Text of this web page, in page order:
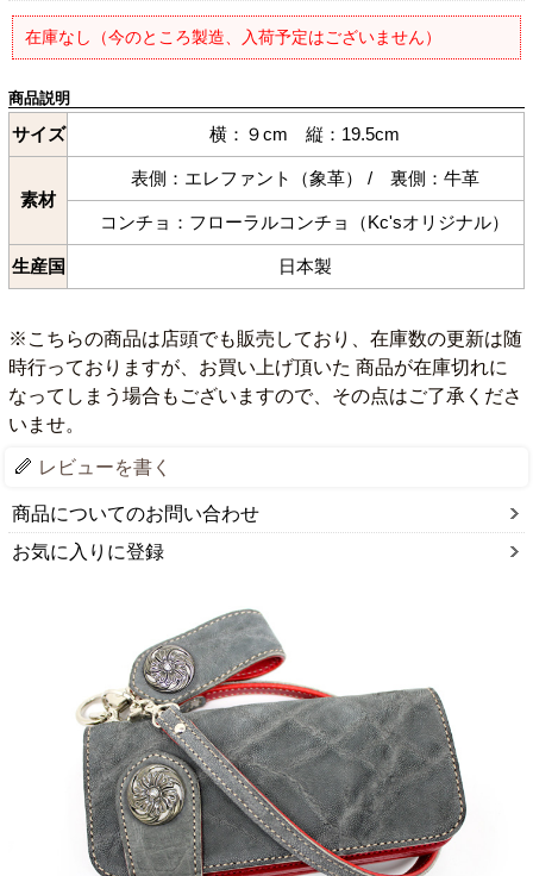
在庫なし（今のところ製造、入荷予定はございません）
商品説明
サイズ 横：９cm 縦：19.5cm
素材
表側：エレファント（象革） / 裏側：牛革
コンチョ：フローラルコンチョ（Kc'sオリジナル）
生産国 日本製
※こちらの商品は店頭でも販売しており、在庫数の更新は随
時行っておりますが、お買い上げ頂いた 商品が在庫切れに
なってしまう場合もございますので、その点はご了承くださ
いませ。
レビューを書く
商品についてのお問い合わせ
お気に入りに登録